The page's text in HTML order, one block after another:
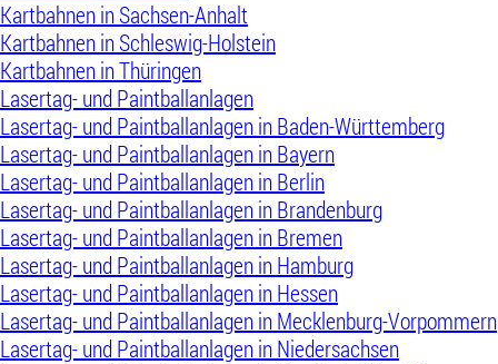
Kartbahnen in Sachsen-Anhalt
Kartbahnen in Schleswig-Holstein
Kartbahnen in Thüringen
Lasertag- und Paintballanlagen
Lasertag- und Paintballanlagen in Baden-Württemberg
Lasertag- und Paintballanlagen in Bayern
Lasertag- und Paintballanlagen in Berlin
Lasertag- und Paintballanlagen in Brandenburg
Lasertag- und Paintballanlagen in Bremen
Lasertag- und Paintballanlagen in Hamburg
Lasertag- und Paintballanlagen in Hessen
Lasertag- und Paintballanlagen in Mecklenburg-Vorpommern
Lasertag- und Paintballanlagen in Niedersachsen